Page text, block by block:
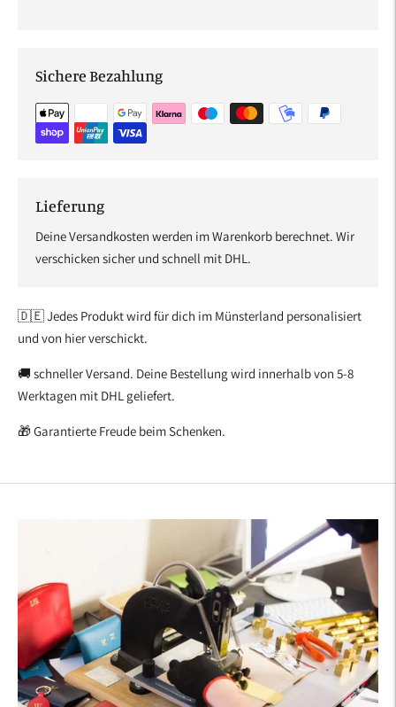
Sichere Bezahlung
Lieferung
Deine Versandkosten werden im Warenkorb berechnet. Wir
verschicken sicher und schnell mit DHL.
🇩🇪 Jedes Produkt wird für dich im Münsterland personalisiert
und von hier verschickt.
🚚 schneller Versand. Deine Bestellung wird innerhalb von 5-8
Werktagen mit DHL geliefert.
🎁 Garantierte Freude beim Schenken.
in